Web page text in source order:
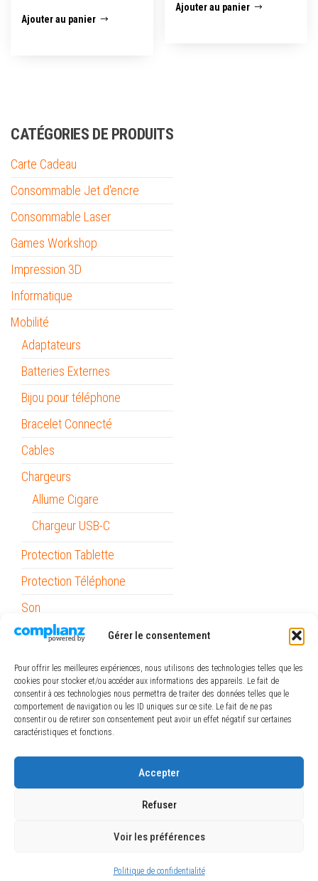
Gérer le consentement
Pour offrir les meilleures expériences, nous utilisons des technologies telles que les
cookies pour stocker et/ou accéder aux informations des appareils. Le fait de
consentir à ces technologies nous permettra de traiter des données telles que le
comportement de navigation ou les ID uniques sur ce site. Le fait de ne pas
consentir ou de retirer son consentement peut avoir un effet négatif sur certaines
caractéristiques et fonctions.
Accepter
Refuser
Voir les préférences
Politique de confidentialité
Ajouter au panier
Ajouter au panier
CATÉGORIES DE PRODUITS
Carte Cadeau
Consommable Jet d'encre
Consommable Laser
Games Workshop
Impression 3D
Informatique
Mobilité
Adaptateurs
Batteries Externes
Bijou pour téléphone
Bracelet Connecté
Cables
Chargeurs
Allume Cigare
Chargeur USB-C
Protection Tablette
Protection Téléphone
Son
Stylets
Support Voiture
Outils
Papeterie / Bureau
Fièrement propulsé par
Shopper